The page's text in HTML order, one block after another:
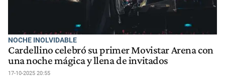
NOCHE INOLVIDABLE
Cardellino celebró su primer Movistar Arena con
una noche mágica y llena de invitados
17-10-2025 20:55